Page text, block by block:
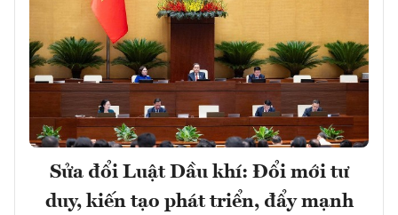
Sửa đổi Luật Dầu khí: Đổi mới tư
duy, kiến tạo phát triển, đẩy mạnh